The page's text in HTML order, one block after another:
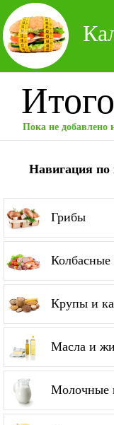
Пока не добавлено
Навигация по
Грибы
Колбасные
Крупы и
Масла и
Молочные